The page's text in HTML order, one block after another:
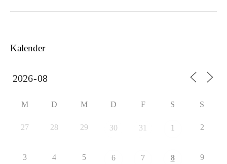
Kalender
M D M D F S S
27 28 29 30 31 1 2
3 4 5 6 7 8 9